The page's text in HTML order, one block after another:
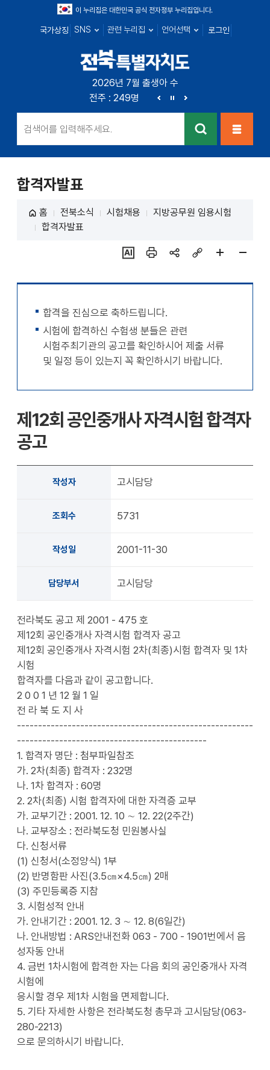
전북특별자치
도
2026년 7월 출생아 수
전주 : 249명 군산 : 89명
이 누리집은 대한민국 공식 전자정부 누리집입니다.
국가상징 SNS 관련 누리집 언어선택 로그인
합격자발표
홈 전북소식 시험채용
지방공무원 임용시험
합격자발표
합격을 진심으로 축하드립니다.
시험에 합격하신 수험생 분들은 관련
시험주최기관의 공고를 확인하시어 제출 서류
및 일정 등이 있는지 꼭 확인하시기 바랍니다.
제12회 공인중개사 자격시험 합격자
공고
작성자 고시담당
조회수 5731
작성일 2001-11-30
담당부서 고시담당
전라북도 공고 제 2001 - 475 호
제12회 공인중개사 자격시험 합격자 공고
제12회 공인중개사 자격시험 2차(최종)시험 합격자 및 1차
시험
합격자를 다음과 같이 공고합니다.
2 0 0 1 년 12 월 1 일
전 라 북 도 지 사
--------------------------------------------------------
---------------------------------------------
1. 합격자 명단 : 첨부파일참조
가. 2차(최종) 합격자 : 232명
나. 1차 합격자 : 60명
2. 2차(최종) 시험 합격자에 대한 자격증 교부
가. 교부기간 : 2001. 12. 10 ∼ 12. 22(2주간)
나. 교부장소 : 전라북도청 민원봉사실
다. 신청서류
(1) 신청서(소정양식) 1부
(2) 반명함판 사진(3.5㎝×4.5㎝) 2매
(3) 주민등록증 지참
3. 시험성적 안내
가. 안내기간 : 2001. 12. 3 ∼ 12. 8(6일간)
나. 안내방법 : ARS안내전화 063 - 700 - 1901번에서 음
성자동 안내
4. 금번 1차시험에 합격한 자는 다음 회의 공인중개사 자격
시험에
응시할 경우 제1차 시험을 면제합니다.
5. 기타 자세한 사항은 전라북도청 총무과 고시담당(063-
280-2213)
으로 문의하시기 바랍니다.